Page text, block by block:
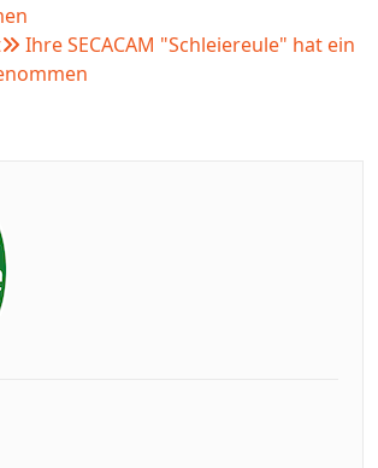
Ihre SECACAM "Schleiereule" hat ein